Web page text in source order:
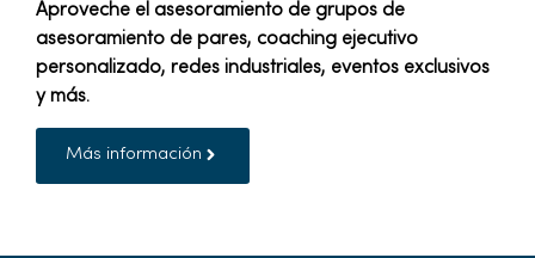
Aproveche el asesoramiento de grupos de
asesoramiento de pares, coaching ejecutivo
personalizado, redes industriales, eventos exclusivos
y más.
Más información